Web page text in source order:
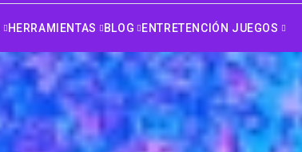
HERRAMIENTAS BLOG ENTRETENCIÓN JUEGOS